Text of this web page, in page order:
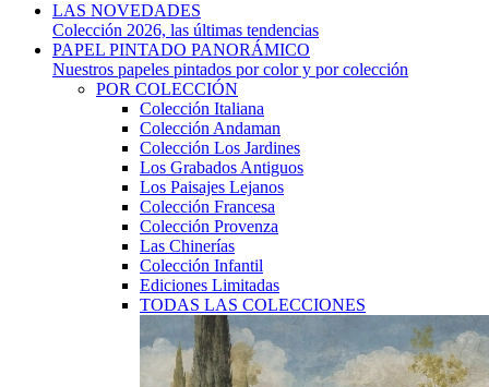
LAS NOVEDADES
Colección 2026, las últimas tendencias
PAPEL PINTADO PANORÁMICO
Nuestros papeles pintados por color y por colección
POR COLECCIÓN
Colección Italiana
Colección Andaman
Colección Los Jardines
Los Grabados Antiguos
Los Paisajes Lejanos
Colección Francesa
Colección Provenza
Las Chinerías
Colección Infantil
Ediciones Limitadas
TODAS LAS COLECCIONES